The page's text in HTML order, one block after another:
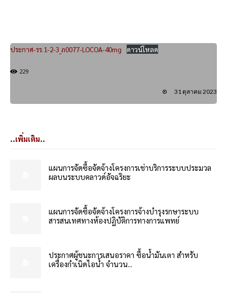
ประกาศ-รร.1-2-3_ภ0077-LOCOA-40mg ดาวน์โหลด
229
31 ตุลาคม 2023
..เพิ่มเติม..
แผนการจัดซื้อจัดจ้างโครงการเช่าบริการระบบประมวล
ผลบนระบบคลาวด์อัจฉริยะ
แผนการจัดซื้อจัดจ้างโครงการจ้างบำรุงรกษาระบบ
สารสนเทศทางห้องปฏิบัติการทางการแพทย์
ประกาศผู้ชนะการเสนอราคา ซื้อน้ำมันเตา สำหรับ
เครื่องกำเนิดไอน้ำ จำนวน...